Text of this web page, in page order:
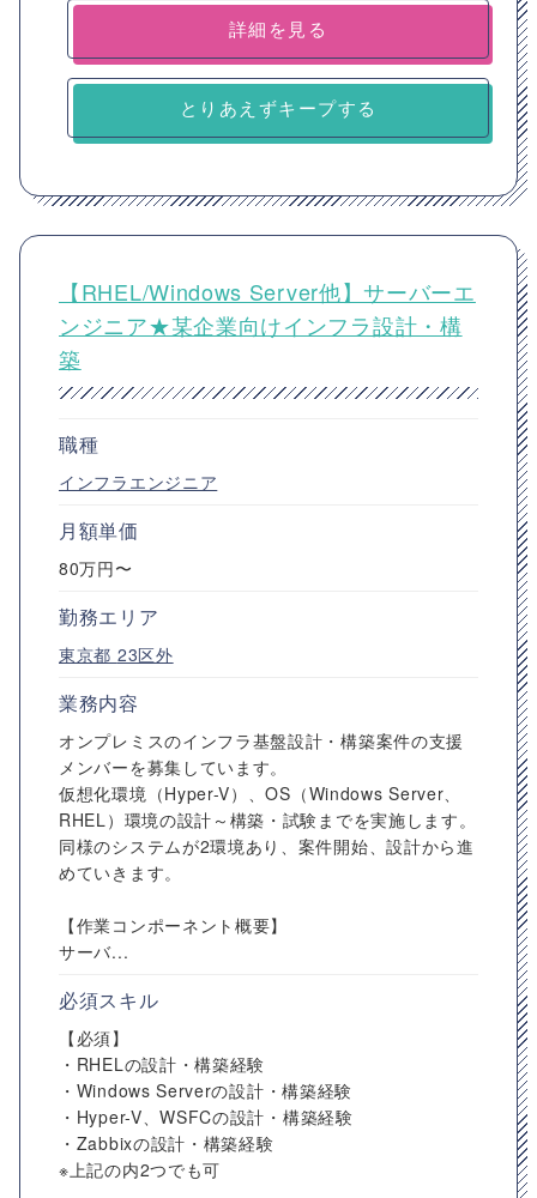
詳細を見る
とりあえずキープする
【RHEL/Windows Server他】サーバーエ
ンジニア★某企業向けインフラ設計・構
築
職種
インフラエンジニア
月額単価
80万円〜
勤務エリア
東京都 23区外
業務内容
オンプレミスのインフラ基盤設計・構築案件の支援
メンバーを募集しています。
仮想化環境（Hyper-V）、OS（Windows Server、
RHEL）環境の設計～構築・試験までを実施します。
同様のシステムが2環境あり、案件開始、設計から進
めていきます。
【作業コンポーネント概要】
サーバ...
必須スキル
【必須】
・RHELの設計・構築経験
・Windows Serverの設計・構築経験
・Hyper-V、WSFCの設計・構築経験
・Zabbixの設計・構築経験
※上記の内2つでも可